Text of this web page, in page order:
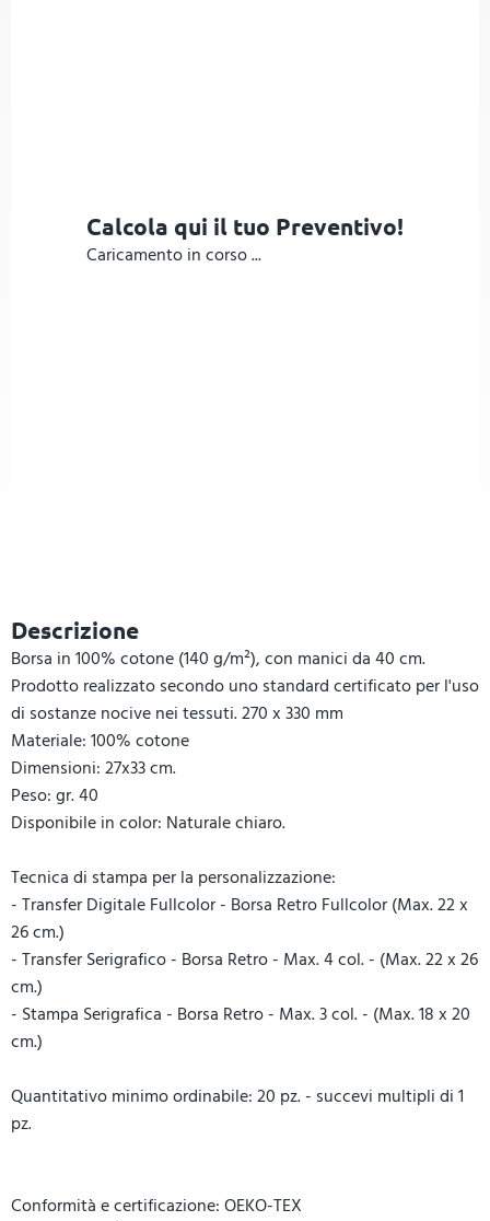
Calcola qui il tuo Preventivo!
Caricamento in corso ...
Descrizione
Borsa in 100% cotone (140 g/m²), con manici da 40 cm.
Prodotto realizzato secondo uno standard certificato per l'uso
di sostanze nocive nei tessuti. 270 x 330 mm
Materiale: 100% cotone
Dimensioni: 27x33 cm.
Peso: gr. 40
Disponibile in color: Naturale chiaro.
Tecnica di stampa per la personalizzazione:
- Transfer Digitale Fullcolor - Borsa Retro Fullcolor (Max. 22 x
26 cm.)
- Transfer Serigrafico - Borsa Retro - Max. 4 col. - (Max. 22 x 26
cm.)
- Stampa Serigrafica - Borsa Retro - Max. 3 col. - (Max. 18 x 20
cm.)
Quantitativo minimo ordinabile: 20 pz. - succevi multipli di 1
pz.
Conformità e certificazione: OEKO-TEX